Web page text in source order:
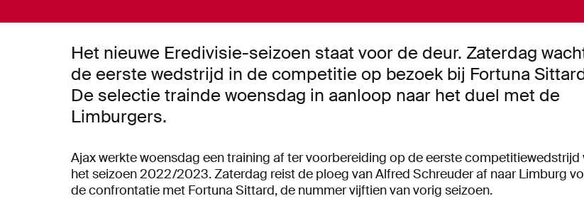
Het nieuwe Eredivisie-seizoen staat voor de deur. Zaterdag
de eerste wedstrijd in de competitie op bezoek bij Fortuna
De selectie trainde woensdag in aanloop naar het duel met de
Limburgers.
Ajax werkte woensdag een training af ter voorbereiding op de eerste competitiewedstrijd
het seizoen 2022/2023. Zaterdag reist de ploeg van Alfred Schreuder af naar Limburg
de confrontatie met Fortuna Sittard, de nummer vijftien van vorig seizoen.